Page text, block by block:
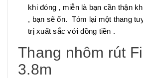
khi đóng , miễn là bạn cần thận
, bạn sẽ ổn. Tóm lại một thang
trị xuất sắc với đồng tiền .
Thang nhôm rút
3.8m